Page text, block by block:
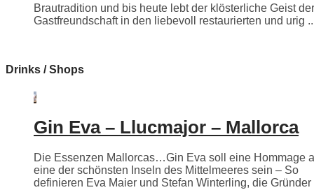
Brautradition und bis heute lebt der klösterliche Geist der
Gastfreundschaft in den liebevoll restaurierten und urig
Drinks / Shops
Gin Eva – Llucmajor – Mallorca
Die Essenzen Mallorcas…Gin Eva soll eine Hommage
eine der schönsten Inseln des Mittelmeeres sein – So
definieren Eva Maier und Stefan Winterling, die Gründer